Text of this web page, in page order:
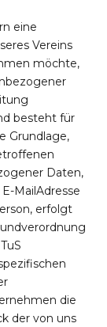
eine
Vereins
möchte,
besteht für
Grundlage,
Daten,
MailAdresse
erfolgt
die
der von uns